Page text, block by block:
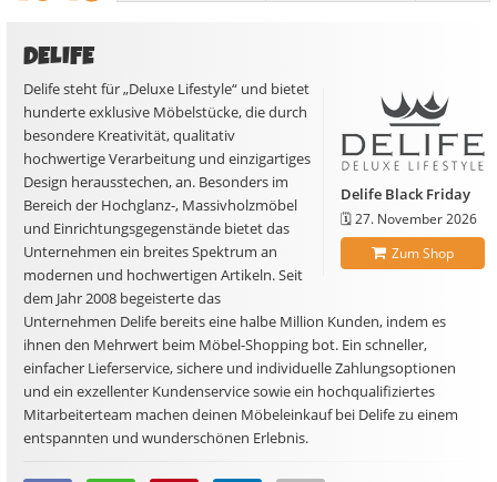
DELIFE
Delife Black Friday
🗓️27. November 2026
Zum Shop
Delife steht für „Deluxe Lifestyle“ und bietet
hunderte exklusive Möbelstücke, die durch
besondere Kreativität, qualitativ
hochwertige Verarbeitung und einzigartiges
Design herausstechen, an. Besonders im
Bereich der Hochglanz-, Massivholzmöbel
und Einrichtungsgegenstände bietet das
Unternehmen ein breites Spektrum an
modernen und hochwertigen Artikeln. Seit
dem Jahr 2008 begeisterte das
Unternehmen Delife bereits eine halbe Million Kunden, indem es
ihnen den Mehrwert beim Möbel-Shopping bot. Ein schneller,
einfacher Lieferservice, sichere und individuelle Zahlungsoptionen
und ein exzellenter Kundenservice sowie ein hochqualifiziertes
Mitarbeiterteam machen deinen Möbeleinkauf bei Delife zu einem
entspannten und wunderschönen Erlebnis.